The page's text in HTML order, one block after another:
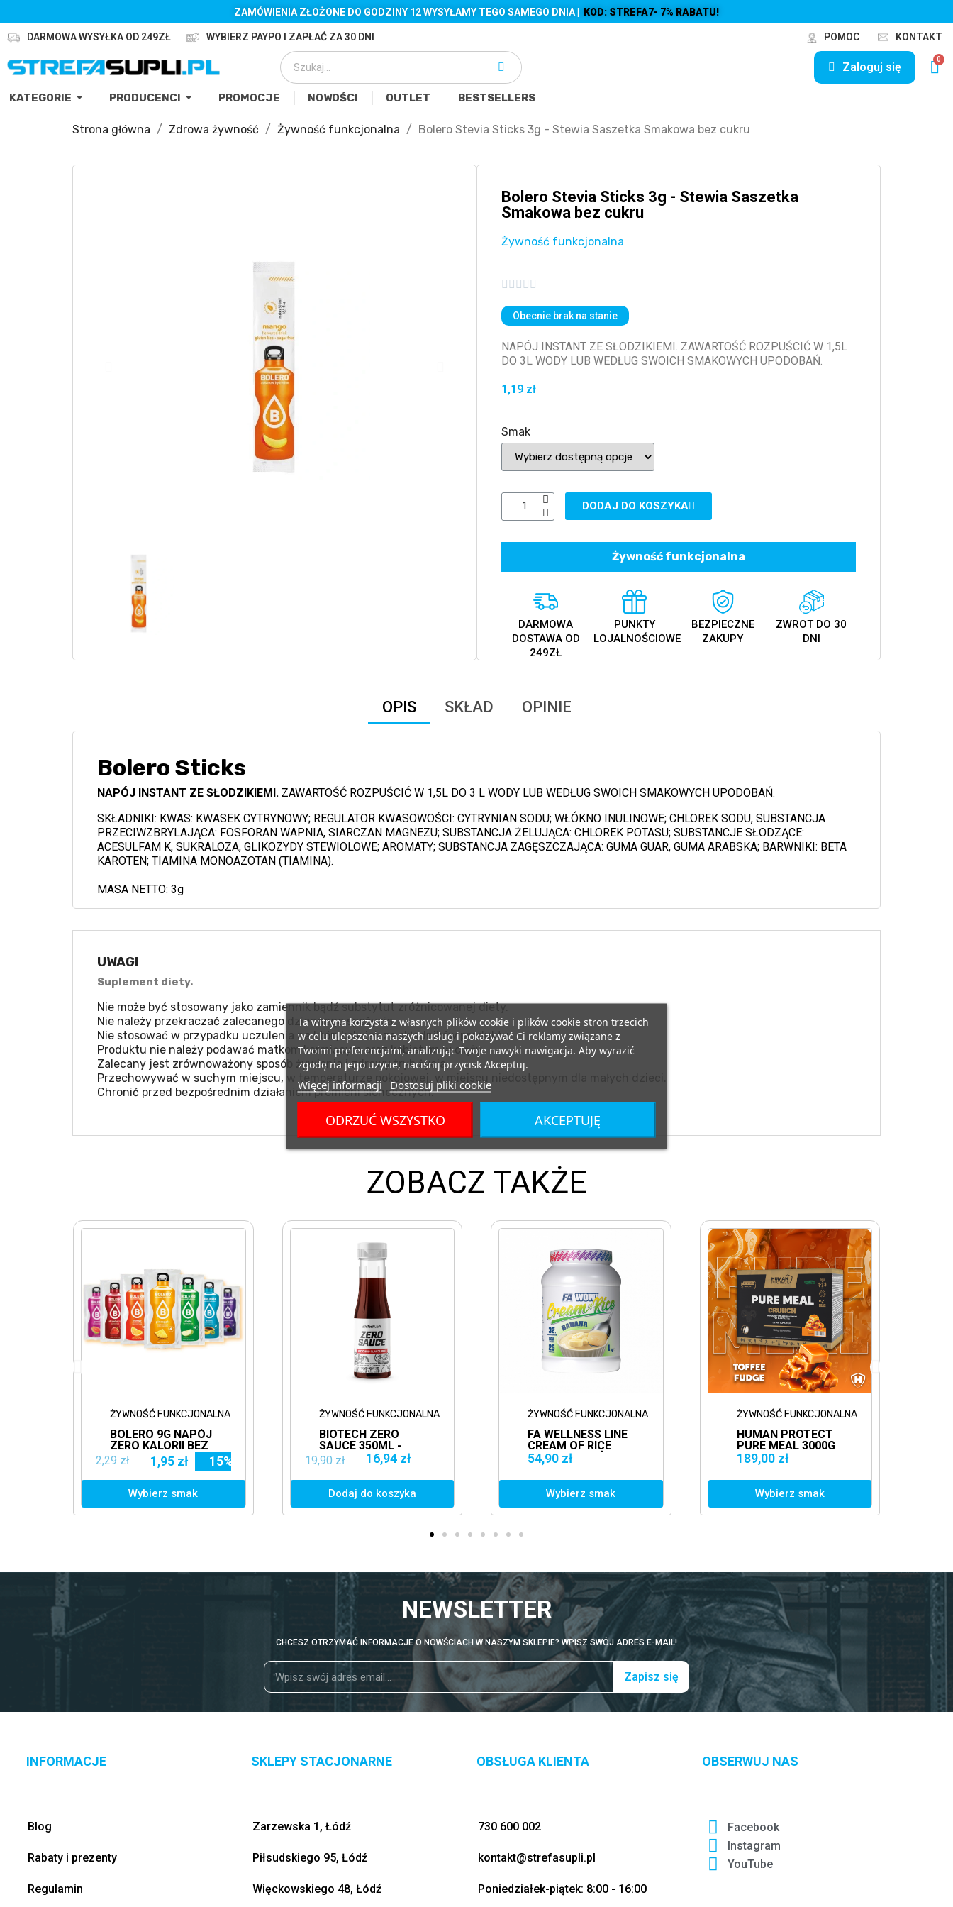
ZAMÓWIENIA ZŁOŻONE DO GODZINY 12 WYSYŁAMY TEGO SAMEGO DNIA | KOD: STREFA7- 7% RABATU!
DARMOWA WYSYŁKA OD 249ZŁ WYBIERZ PAYPO I ZAPŁAĆ ZA 30 DNI POMOC KONTAKT
Zaloguj się
KATEGORIE PRODUCENCI PROMOCJE NOWOŚCI OUTLET BESTSELLERS
Strona główna Zdrowa żywność Żywność funkcjonalna Bolero Stevia Sticks 3g - Stewia Saszetka Smakowa bez cukru
Bolero Stevia Sticks 3g - Stewia Saszetka
Smakowa bez cukru
Żywność funkcjonalna
    
Obecnie brak na stanie
NAPÓJ INSTANT ZE SŁODZIKIEMI. ZAWARTOŚĆ ROZPUŚCIĆ W 1,5L
DO 3L WODY LUB WEDŁUG SWOICH SMAKOWYCH UPODOBAŃ.
1,19 zł
Smak
DODAJ DO KOSZYKA
Żywność funkcjonalna
DARMOWA
DOSTAWA OD
249ZŁ
PUNKTY
LOJALNOŚCIOWE
BEZPIECZNE
ZAKUPY
ZWROT DO 30
DNI
OPIS SKŁAD OPINIE
Bolero Sticks
NAPÓJ INSTANT ZE SŁODZIKIEMI. ZAWARTOŚĆ ROZPUŚCIĆ W 1,5L DO 3 L WODY LUB WEDŁUG SWOICH SMAKOWYCH UPODOBAŃ.
SKŁADNIKI: KWAS: KWASEK CYTRYNOWY; REGULATOR KWASOWOŚCI: CYTRYNIAN SODU; WŁÓKNO INULINOWE; CHLOREK SODU, SUBSTANCJA
PRZECIWZBRYLAJĄCA: FOSFORAN WAPNIA, SIARCZAN MAGNEZU; SUBSTANCJA ŻELUJĄCA: CHLOREK POTASU; SUBSTANCJE SŁODZĄCE:
ACESULFAM K, SUKRALOZA, GLIKOZYDY STEWIOLOWE; AROMATY; SUBSTANCJA ZAGĘSZCZAJĄCA: GUMA GUAR, GUMA ARABSKA; BARWNIKI: BETA
KAROTEN; TIAMINA MONOAZOTAN (TIAMINA).
MASA NETTO: 3g
UWAGI
Suplement diety.
Nie może być stosowany jako zamiennik bądź substytut zróżnicowanej diety.
Nie należy przekraczać zalecanego dziennego spożycia.
Nie stosować w przypadku uczulenia na którykolwiek ze składników produktu.
Produktu nie należy podawać matkom karmiącym oraz kobietom w ciąży.
Zalecany jest zrównoważony sposób żywienia i zdrowy tryb życia.
Przechowywać w suchym miejscu, w temperaturze pokojowej, w miejscu niedostępnym dla małych dzieci.
Chronić przed bezpośrednim działaniem promieni słonecznych.
ZOBACZ TAKŻE
ŻYWNOŚĆ FUNKCJONALNA
BOLERO 9G NAPÓJ
ZERO KALORII BEZ
CUKRU SASZETKI
2,29 zł 1,95 zł 15%
Wybierz smak
ŻYWNOŚĆ FUNKCJONALNA
BIOTECH ZERO
SAUCE 350ML -
KETCHUP
19,90 zł 16,94 zł
Dodaj do koszyka
ŻYWNOŚĆ FUNKCJONALNA
FA WELLNESS LINE
CREAM OF RICE
1KG KLEIK RYŻOWY
54,90 zł
Wybierz smak
ŻYWNOŚĆ FUNKCJONALNA
HUMAN PROTECT
PURE MEAL 3000G
ZAMIENNIK
POSIŁKU
189,00 zł
Wybierz smak
NEWSLETTER
CHCESZ OTRZYMAĆ INFORMACJE O NOWŚCIACH W NASZYM SKLEPIE? WPISZ SWÓJ ADRES E-MAIL!
Zapisz się
INFORMACJE
Blog
Rabaty i prezenty
Regulamin
SKLEPY STACJONARNE
Zarzewska 1, Łódź
Piłsudskiego 95, Łódź
Więckowskiego 48, Łódź
OBSŁUGA KLIENTA
730 600 002
kontakt@strefasupli.pl
Poniedziałek-piątek: 8:00 - 16:00
OBSERWUJ NAS
Facebook
Instagram
YouTube
Ta witryna korzysta z własnych plików cookie i plików cookie stron trzecich
w celu ulepszenia naszych usług i pokazywać Ci reklamy związane z
Twoimi preferencjami, analizując Twoje nawyki nawigacja. Aby wyrazić
zgodę na jego użycie, naciśnij przycisk Akceptuj.
Więcej informacji Dostosuj pliki cookie
ODRZUĆ WSZYSTKO AKCEPTUJĘ